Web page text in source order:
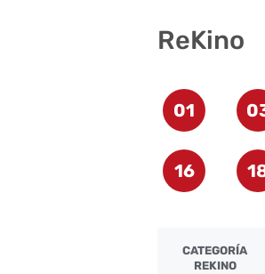
ReKino
01
16
CATEGORÍA
REKINO